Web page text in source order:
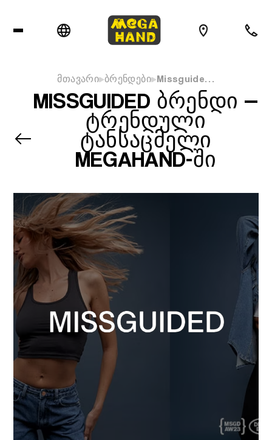
მთავარი ბრენდები Missguide…
MISSGUIDED ᲑᲠᲔᲜᲓᲘ —
ᲢᲠᲔᲜᲓᲣᲚᲘ
ᲢᲐᲜᲡᲐᲪᲛᲔᲚᲘ
MEGAHAND-ᲨᲘ